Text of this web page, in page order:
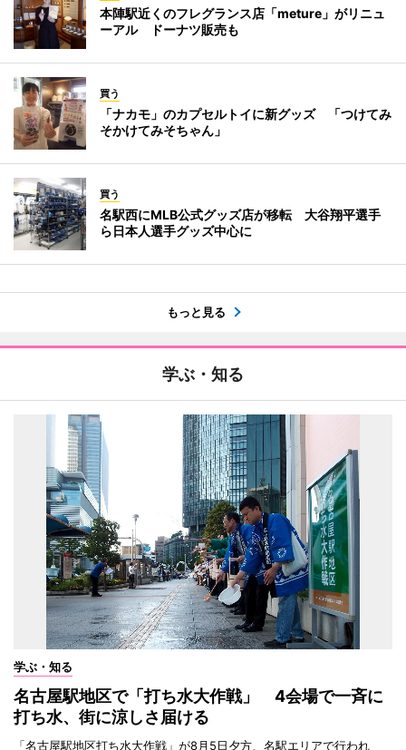
本陣駅近くのフレグランス店「meture」がリニュ
ーアル ドーナツ販売も
買う
「ナカモ」のカプセルトイに新グッズ 「つけてみ
そかけてみそちゃん」
買う
名駅西にMLB公式グッズ店が移転 大谷翔平選手
ら日本人選手グッズ中心に
もっと見る
学ぶ・知る
学ぶ・知る
名古屋駅地区で「打ち水大作戦」 4会場で一斉に
打ち水、街に涼しさ届ける
「名古屋駅地区打ち水大作戦」が8月5日夕方、名駅エリアで行われ